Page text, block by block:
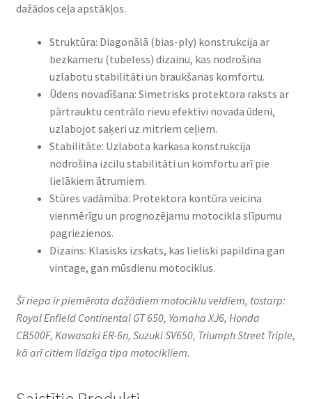
dažādos ceļa apstākļos.​
Struktūra: Diagonālā (bias-ply) konstrukcija ar
bezkameru (tubeless) dizainu, kas nodrošina
uzlabotu stabilitāti un braukšanas komfortu.​
Ūdens novadīšana: Simetrisks protektora raksts ar
pārtrauktu centrālo rievu efektīvi novada ūdeni,
uzlabojot saķeri uz mitriem ceļiem.​
Stabilitāte: Uzlabota karkasa konstrukcija
nodrošina izcilu stabilitāti un komfortu arī pie
lielākiem ātrumiem.​
Stūres vadāmība: Protektora kontūra veicina
vienmērīgu un prognozējamu motocikla slīpumu
pagriezienos.​
Dizains: Klasisks izskats, kas lieliski papildina gan
vintage, gan mūsdienu motociklus.​
Šī riepa ir piemērota dažādiem motociklu veidiem, tostarp:
Royal Enfield Continental GT 650, Yamaha XJ6, Honda
CB500F, Kawasaki ER-6n, Suzuki SV650, Triumph Street Triple,
kā arī citiem līdzīga tipa motocikliem.